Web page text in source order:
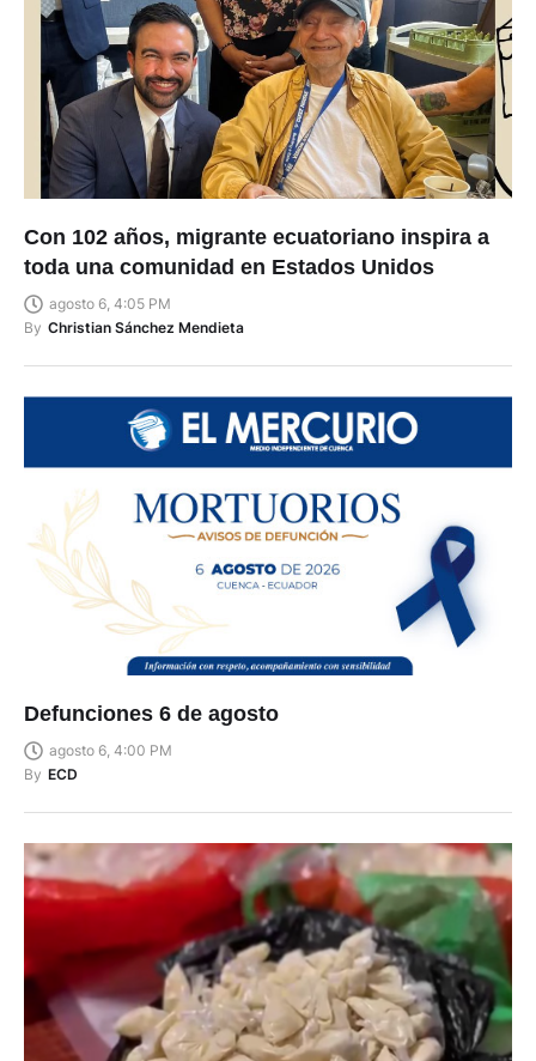
Con 102 años, migrante ecuatoriano inspira a
toda una comunidad en Estados Unidos
agosto 6, 4:05 PM
By Christian Sánchez Mendieta
Defunciones 6 de agosto
agosto 6, 4:00 PM
By ECD